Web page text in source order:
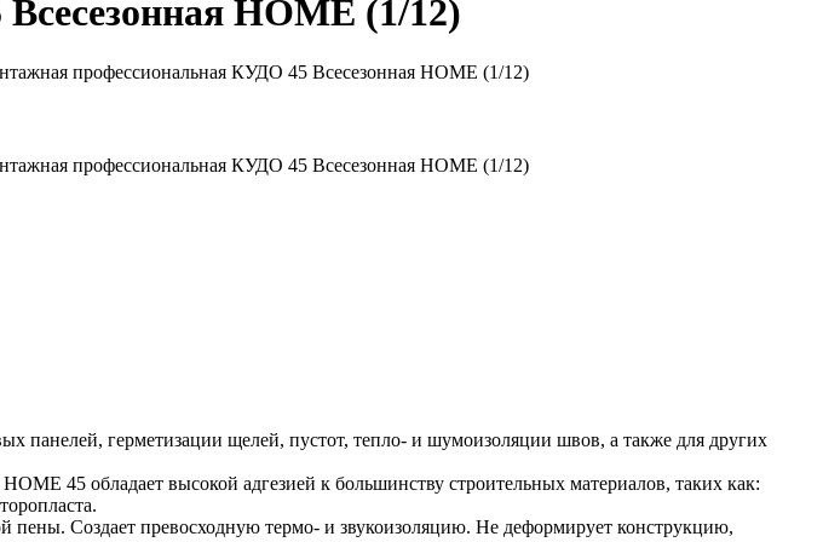
HOME (1/12)
профессиональная КУДО 45 Всесезонная HOME (1/12)
профессиональная КУДО 45 Всесезонная HOME (1/12)
панелей, герметизации щелей, пустот, тепло- и шумоизоляции швов, а также для других
45 обладает высокой адгезией к большинству строительных материалов, таких как:
Создает превосходную термо- и звукоизоляцию. Не деформирует конструкцию,